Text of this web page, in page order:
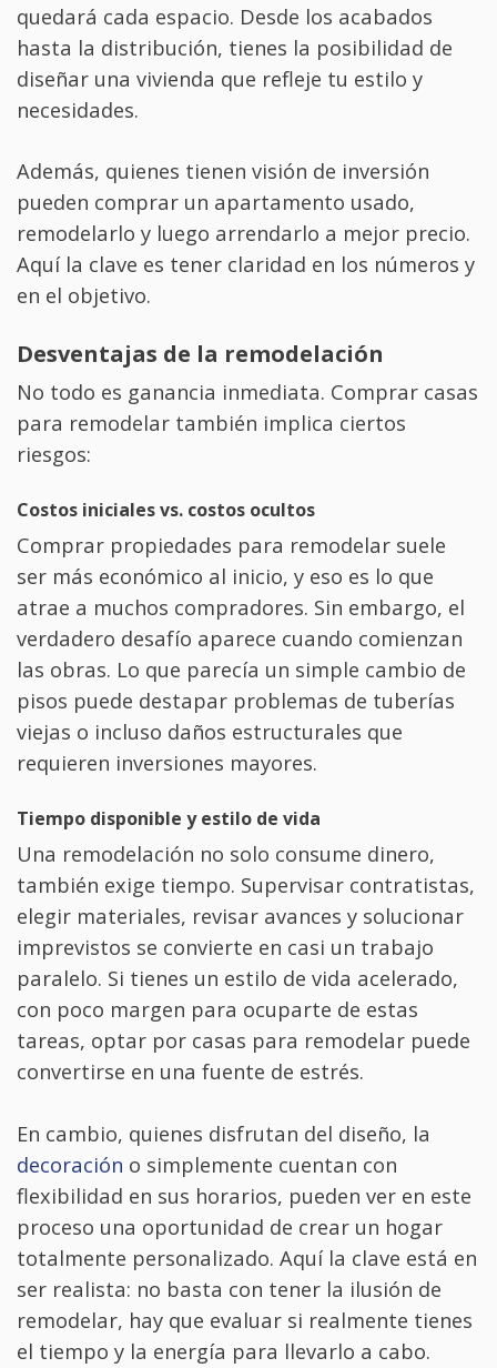
quedará cada espacio. Desde los acabados
hasta la distribución, tienes la posibilidad de
diseñar una vivienda que refleje tu estilo y
necesidades.
Además, quienes tienen visión de inversión
pueden comprar un apartamento usado,
remodelarlo y luego arrendarlo a mejor precio.
Aquí la clave es tener claridad en los números y
en el objetivo.
Desventajas de la remodelación
No todo es ganancia inmediata. Comprar casas
para remodelar también implica ciertos
riesgos:
Costos iniciales vs. costos ocultos
Comprar propiedades para remodelar suele
ser más económico al inicio, y eso es lo que
atrae a muchos compradores. Sin embargo, el
verdadero desafío aparece cuando comienzan
las obras. Lo que parecía un simple cambio de
pisos puede destapar problemas de tuberías
viejas o incluso daños estructurales que
requieren inversiones mayores.
Tiempo disponible y estilo de vida
Una remodelación no solo consume dinero,
también exige tiempo. Supervisar contratistas,
elegir materiales, revisar avances y solucionar
imprevistos se convierte en casi un trabajo
paralelo. Si tienes un estilo de vida acelerado,
con poco margen para ocuparte de estas
tareas, optar por casas para remodelar puede
convertirse en una fuente de estrés.
En cambio, quienes disfrutan del diseño, la
decoración o simplemente cuentan con
flexibilidad en sus horarios, pueden ver en este
proceso una oportunidad de crear un hogar
totalmente personalizado. Aquí la clave está en
ser realista: no basta con tener la ilusión de
remodelar, hay que evaluar si realmente tienes
el tiempo y la energía para llevarlo a cabo.